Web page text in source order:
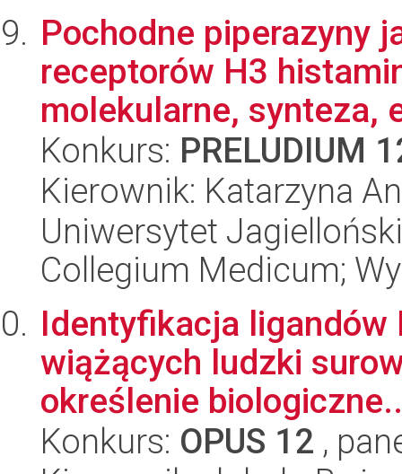
Pochodne piperazyny
receptorów H3
molekularne, synteza,
Konkurs: PRELUDIUM
Kierownik: Katarzyna
Uniwersytet
Collegium Medicum;
Identyfikacja
wiążących ludzki
określenie
Konkurs: OPUS 12 ,